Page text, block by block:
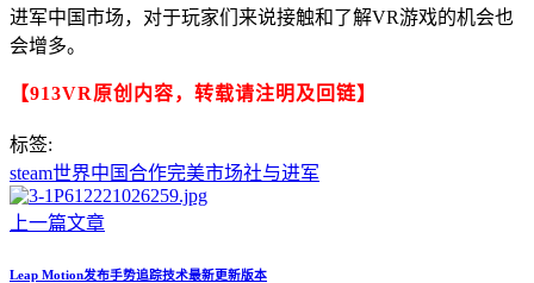
进军中国市场，对于玩家们来说接触和了解VR游戏的机会也
会增多。
【913VR原创内容，转载请注明及回链】
标签:
steam世界中国合作完美市场社与进军
上一篇文章
Leap Motion发布手势追踪技术最新更新版本